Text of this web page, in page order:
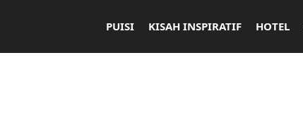
PUISI KISAH INSPIRATIF HOTEL